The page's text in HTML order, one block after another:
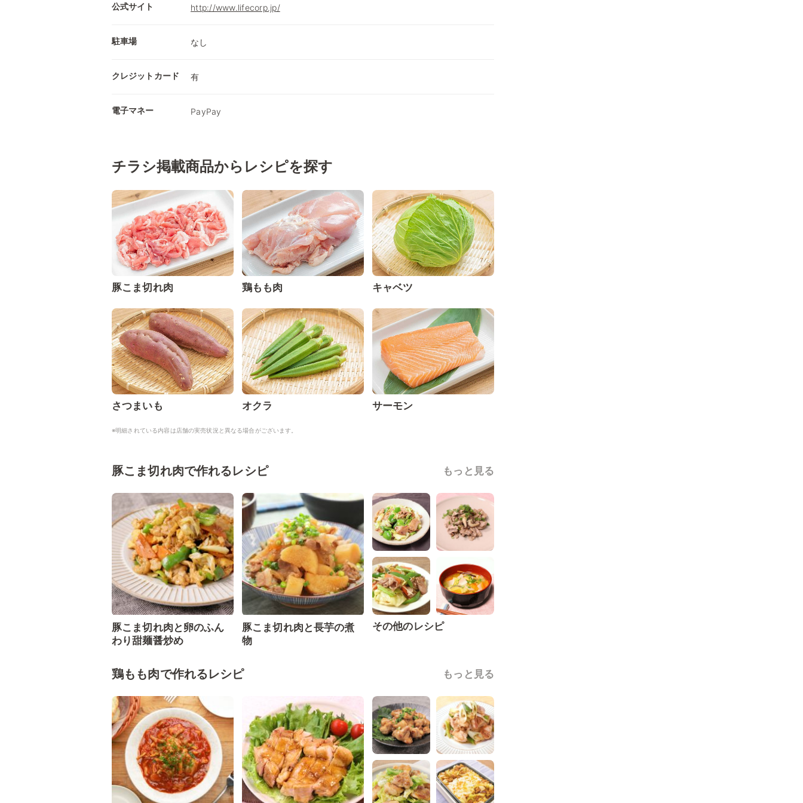
公式サイト http://www.lifecorp.jp/
駐車場 なし
クレジットカード 有
電子マネー PayPay
チラシ掲載商品からレシピを探す
豚こま切れ肉 鶏もも肉 キャベツ
さつまいも オクラ サーモン
※明細されている内容は店舗の実売状況と異なる場合がございます。
豚こま切れ肉で作れるレシピ もっと見る
豚こま切れ肉と卵のふん
わり甜麺醤炒め
豚こま切れ肉と長芋の煮
物
その他のレシピ
鶏もも肉で作れるレシピ もっと見る